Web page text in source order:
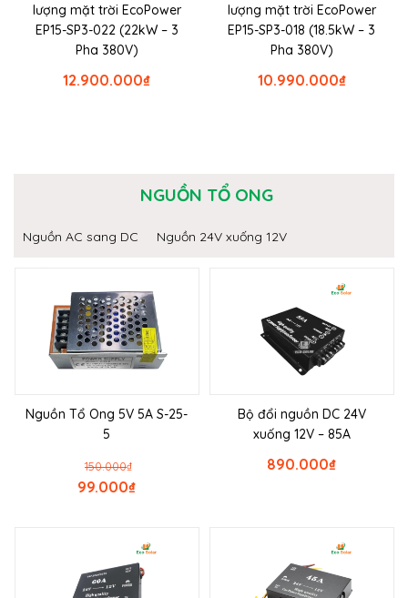
lượng mặt trời EcoPower
EP15-SP3-022 (22kW – 3
Pha 380V)
₫
12.900.000
lượng mặt trời EcoPower
EP15-SP3-018 (18.5kW – 3
Pha 380V)
₫
10.990.000
NGUỒN TỔ ONG
Nguồn AC sang DC Nguồn 24V xuống 12V
Nguồn Tổ Ong 5V 5A S-25-
5
₫
150.000
₫
99.000
Bộ đổi nguồn DC 24V
xuống 12V – 85A
₫
890.000